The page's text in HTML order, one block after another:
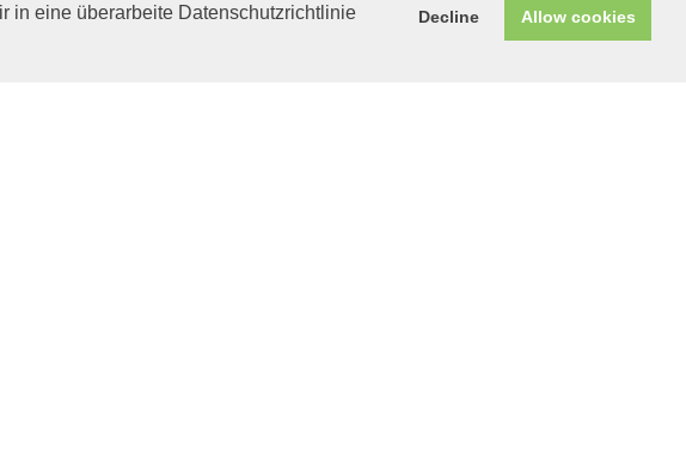
in eine überarbeite Datenschutzrichtlinie
Decline Allow cookies
Helfen Sie mit!